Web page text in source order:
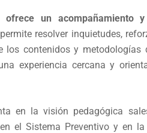
ofrece un acompañamiento
resolver inquietudes,
contenidos y metodologías
experiencia cercana y
en la visión pedagógica
el Sistema Preventivo y en